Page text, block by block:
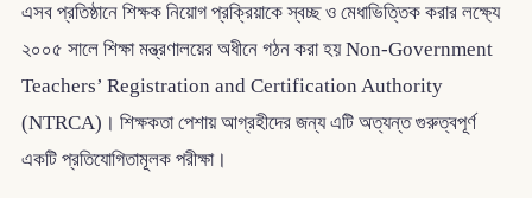
এসব প্রতিষ্ঠানে শিক্ষক নিয়োগ প্রক্রিয়াকে স্বচ্ছ ও মেধাভিত্তিক করার লক্ষ্যে
২০০৫ সালে শিক্ষা মন্ত্রণালয়ের অধীনে গঠন করা হয় Non-Government
Teachers’ Registration and Certification Authority
(NTRCA)। শিক্ষকতা পেশায় আগ্রহীদের জন্য এটি অত্যন্ত গুরুত্বপূর্ণ
একটি প্রতিযোগিতামূলক পরীক্ষা।